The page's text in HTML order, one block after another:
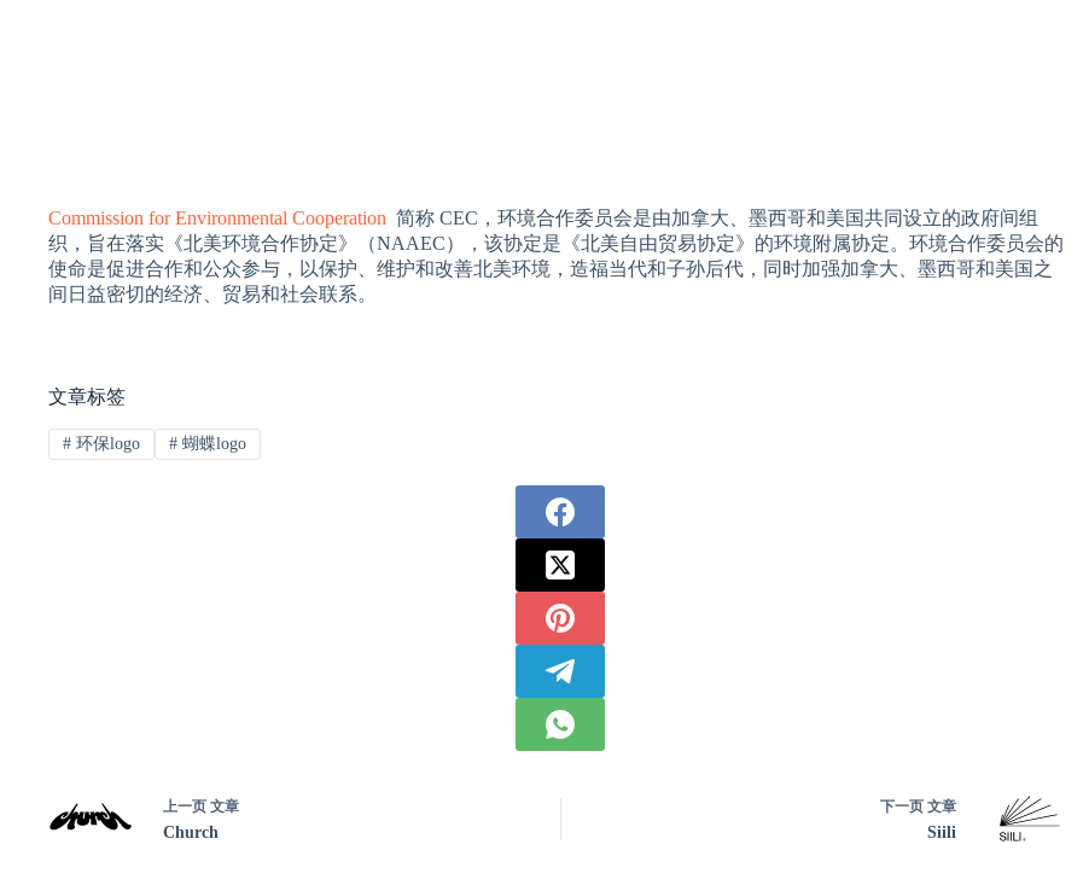
Commission for Environmental Cooperation 简称 CEC，环境合作委员会是由加拿大、墨西哥和美国共同设立的政府间组
织，旨在落实《北美环境合作协定》（NAAEC），该协定是《北美自由贸易协定》的环境附属协定。环境合作委员会的
使命是促进合作和公众参与，以保护、维护和改善北美环境，造福当代和子孙后代，同时加强加拿大、墨西哥和美国之
间日益密切的经济、贸易和社会联系。
文章标签
#环保logo #蝴蝶logo
上一页 文章
Church
下一页文章
Siili